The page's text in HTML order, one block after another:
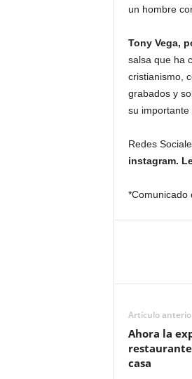
un hombre
Tony Vega,
salsa que ha
cristianismo,
grabados y
su importante
Redes
instagram.
*Comunicado
Artículo
Ahora la
restaurante
casa